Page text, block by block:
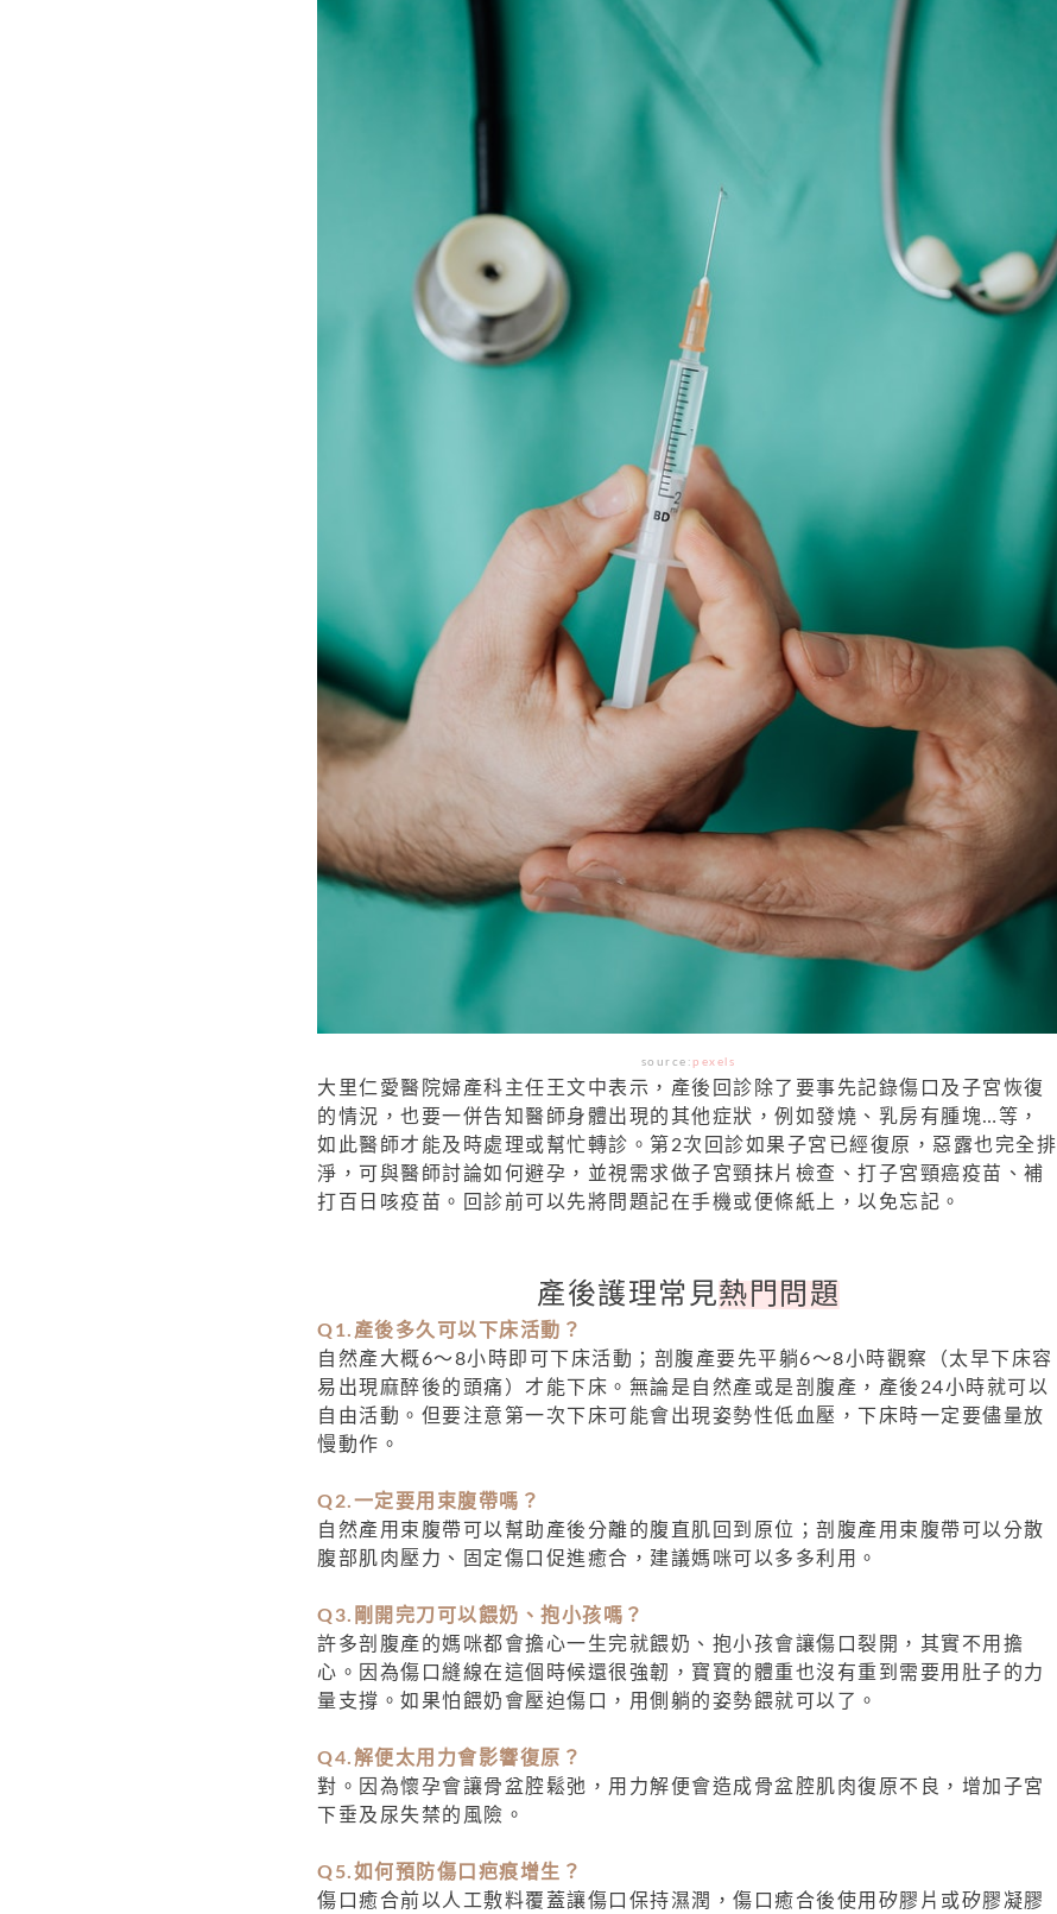
source:pexels
大里仁愛醫院婦產科主任王文中表示，產後回診除了要事先記錄傷口及子宮恢復
的情況，也要一併告知醫師身體出現的其他症狀，例如發燒、乳房有腫塊…等，
如此醫師才能及時處理或幫忙轉診。第2次回診如果子宮已經復原，惡露也完全排
淨，可與醫師討論如何避孕，並視需求做子宮頸抹片檢查、打子宮頸癌疫苗、補
打百日咳疫苗。回診前可以先將問題記在手機或便條紙上，以免忘記。
產後護理常見熱門問題
Q1.產後多久可以下床活動？
自然產大概6～8小時即可下床活動；剖腹產要先平躺6～8小時觀察（太早下床容
易出現麻醉後的頭痛）才能下床。無論是自然產或是剖腹產，產後24小時就可以
自由活動。但要注意第一次下床可能會出現姿勢性低血壓，下床時一定要儘量放
慢動作。
Q2.一定要用束腹帶嗎？
自然產用束腹帶可以幫助產後分離的腹直肌回到原位；剖腹產用束腹帶可以分散
腹部肌肉壓力、固定傷口促進癒合，建議媽咪可以多多利用。
Q3.剛開完刀可以餵奶、抱小孩嗎？
許多剖腹產的媽咪都會擔心一生完就餵奶、抱小孩會讓傷口裂開，其實不用擔
心。因為傷口縫線在這個時候還很強韌，寶寶的體重也沒有重到需要用肚子的力
量支撐。如果怕餵奶會壓迫傷口，用側躺的姿勢餵就可以了。
Q4.解便太用力會影響復原？
對。因為懷孕會讓骨盆腔鬆弛，用力解便會造成骨盆腔肌肉復原不良，增加子宮
下垂及尿失禁的風險。
Q5.如何預防傷口疤痕增生？
傷口癒合前以人工敷料覆蓋讓傷口保持濕潤，傷口癒合後使用矽膠片或矽膠凝膠